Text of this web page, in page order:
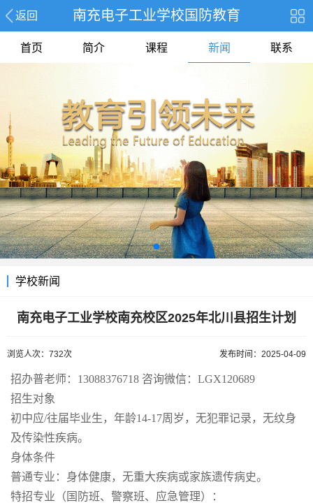
返回 南充电子工业学校国防教育
首页 简介 课程 新闻 联系
学校新闻
南充电子工业学校南充校区2025年北川县招生计划
浏览人次：732次 发布时间：2025-04-09
招办普老师：13088376718 咨询微信：LGX120689
招生对象
初中应/往届毕业生，年龄14-17周岁，无犯罪记录，无纹身
及传染性疾病。
身体条件
普通专业：身体健康，无重大疾病或家族遗传病史。
特招专业（国防班、警察班、应急管理）：